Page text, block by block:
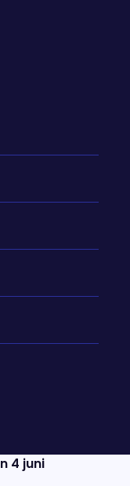
aan: "Je
in
je je zo
ingegrepen
van een
4 juni